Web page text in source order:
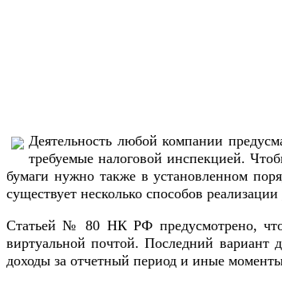
Деятельность любой компании
требуемые налоговой инспекцией.
бумаги нужно также в установленном
существует несколько способов
Статьей № 80 НК РФ предусмотрено, что
виртуальной почтой. Последний вариант
доходы за отчетный период и иные